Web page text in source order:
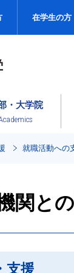
在学生の方
・大学院
就職活動への
関と
支援